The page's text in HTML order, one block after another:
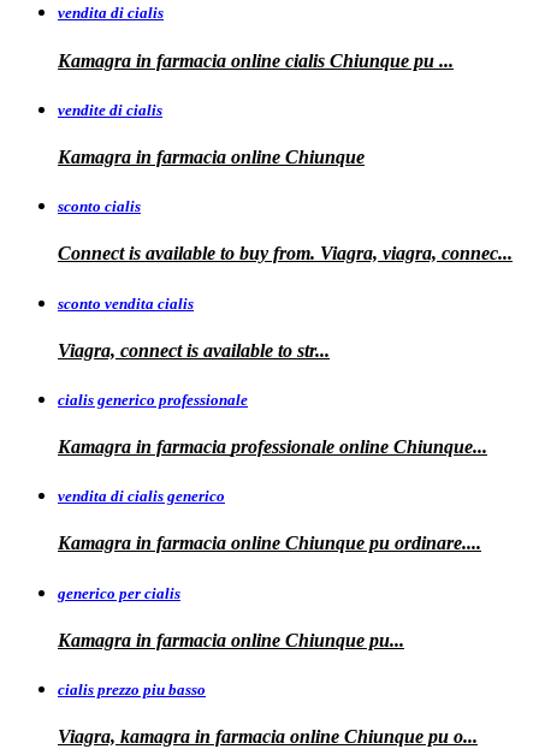
vendita di cialis
Kamagra in farmacia online cialis Chiunque pu ...
vendite di cialis
Kamagra in farmacia online Chiunque
sconto cialis
Connect is available to buy from. Viagra, viagra, connec...
sconto vendita cialis
Viagra, connect is available to str...
cialis generico professionale
Kamagra in farmacia professionale online Chiunque...
vendita di cialis generico
Kamagra in farmacia online Chiunque pu ordinare....
generico per cialis
Kamagra in farmacia online Chiunque pu...
cialis prezzo piu basso
Viagra, kamagra in farmacia online Chiunque pu o...